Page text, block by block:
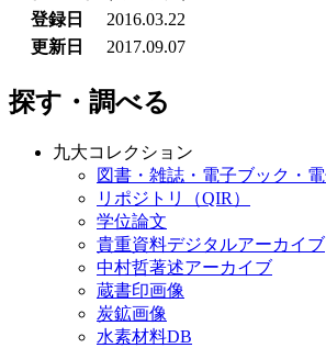
登録日
2016.03.22
更新日
2017.09.07
探す・調べる
九大コレクション
図書・雑誌・電子ブック・
リポジトリ（QIR）
学位論文
貴重資料デジタルアーカイブ
中村哲著述アーカイブ
蔵書印画像
炭鉱画像
水素材料DB